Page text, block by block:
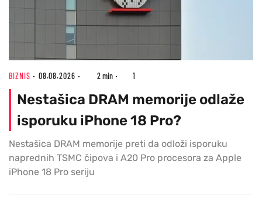
BIZNIS 08.08.2026 2 min 1
Nestašica DRAM memorije odlaže
isporuku iPhone 18 Pro?
Nestašica DRAM memorije preti da odloži isporuku
naprednih TSMC čipova i A20 Pro procesora za Apple
iPhone 18 Pro seriju